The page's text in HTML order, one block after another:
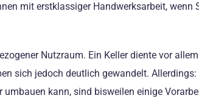
mit erstklassiger Handwerksarbeit, wenn
Nutzraum. Ein Keller diente vor
sich jedoch deutlich gewandelt.
kann, sind bisweilen einige